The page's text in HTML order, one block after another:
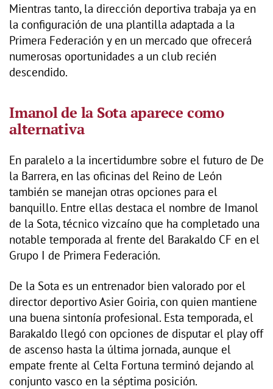
Mientras tanto, la dirección deportiva trabaja ya en
la configuración de una plantilla adaptada a la
Primera Federación y en un mercado que ofrecerá
numerosas oportunidades a un club recién
descendido.
Imanol de la Sota aparece como
alternativa
En paralelo a la incertidumbre sobre el futuro de De
la Barrera, en las oficinas del Reino de León
también se manejan otras opciones para el
banquillo. Entre ellas destaca el nombre de Imanol
de la Sota, técnico vizcaíno que ha completado una
notable temporada al frente del Barakaldo CF en el
Grupo I de Primera Federación.
De la Sota es un entrenador bien valorado por el
director deportivo Asier Goiria, con quien mantiene
una buena sintonía profesional. Esta temporada, el
Barakaldo llegó con opciones de disputar el play off
de ascenso hasta la última jornada, aunque el
empate frente al Celta Fortuna terminó dejando al
conjunto vasco en la séptima posición.